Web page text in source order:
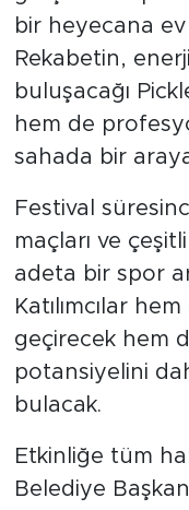
bir heyecana
Rekabetin,
buluşacağı
hem de
sahada bir
Festival
maçları ve
adeta bir spor
Katılımcılar
geçirecek hem
potansiyelini
bulacak.
Etkinliğe tüm
Belediye